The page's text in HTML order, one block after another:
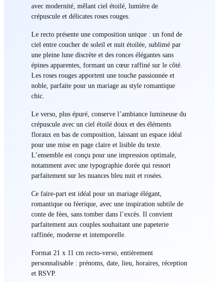
avec modernité, mêlant ciel étoilé, lumière de
crépuscule et délicates roses rouges.
Le recto présente une composition unique : un fond de
ciel entre coucher de soleil et nuit étoilée, sublimé par
une pleine lune discrète et des ronces élégantes sans
épines apparentes, formant un cœur raffiné sur le côté.
Les roses rouges apportent une touche passionnée et
noble, parfaite pour un mariage au style romantique
chic.
Le verso, plus épuré, conserve l’ambiance lumineuse du
crépuscule avec un ciel étoilé doux et des éléments
floraux en bas de composition, laissant un espace idéal
pour une mise en page claire et lisible du texte.
L’ensemble est conçu pour une impression optimale,
notamment avec une typographie dorée qui ressort
parfaitement sur les nuances bleu nuit et rosées.
Ce faire-part est idéal pour un mariage élégant,
romantique ou féerique, avec une inspiration subtile de
conte de fées, sans tomber dans l’excès. Il convient
parfaitement aux couples souhaitant une papeterie
raffinée, moderne et intemporelle.
Format 21 x 11 cm recto-verso, entièrement
personnalisable : prénoms, date, lieu, horaires, réception
et RSVP.